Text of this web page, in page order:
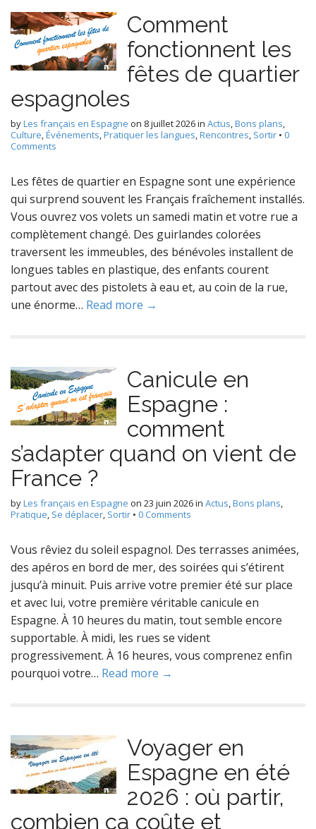
Comment
fonctionnent les
fêtes de quartier
espagnoles
byLes français en Espagne on 8 juillet 2026in Actus,Bons plans,
Culture,Événements,Pratiquer les langues,Rencontres, Sortir • 0
Comments
Les fêtes de quartier en Espagne sont une expérience
qui surprend souvent les Français fraîchement installés.
Vous ouvrez vos volets un samedi matin et votre rue a
complètement changé. Des guirlandes colorées
traversent les immeubles, des bénévoles installent de
longues tables en plastique, des enfants courent
partout avec des pistolets à eau et, au coin de la rue,
une énorme… Read more →
Canicule en
Espagne :
comment
s’adapter quand on vient de
France ?
byLes français en Espagne on 23 juin 2026in Actus,Bons plans,
Pratique, Se déplacer, Sortir • 0 Comments
Vous rêviez du soleil espagnol. Des terrasses animées,
des apéros en bord de mer, des soirées qui s’étirent
jusqu’à minuit. Puis arrive votre premier été sur place
et avec lui, votre première véritable canicule en
Espagne. À 10 heures du matin, tout semble encore
supportable. À midi, les rues se vident
progressivement. À 16 heures, vous comprenez enfin
pourquoi votre… Read more →
Voyager en
Espagne en été
2026 : où partir,
combien ça coûte et